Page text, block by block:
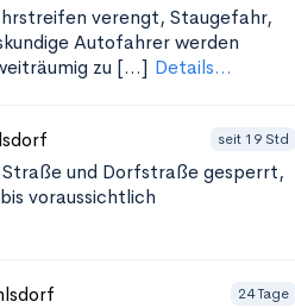
verengt, Staugefahr,
Autofahrer werden
zu [...] Details...
seit 19 Std
und Dorfstraßegesperrt,
voraussichtlich
24 Tage